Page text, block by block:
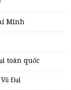
Minh
toàn quốc
Đại